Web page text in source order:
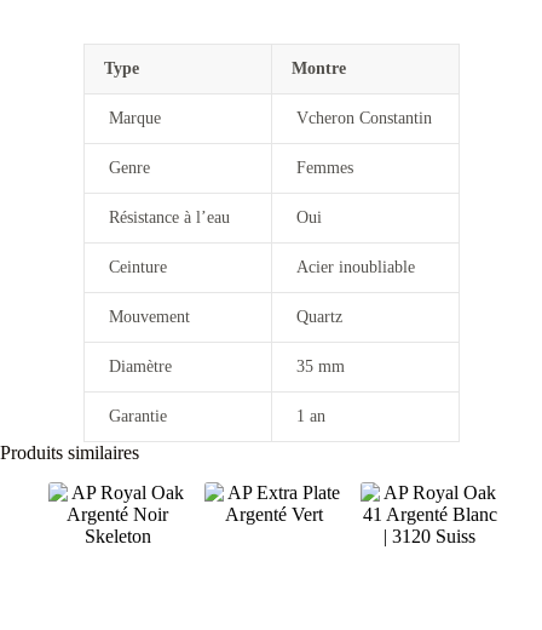
Type Montre
Marque Vcheron Constantin
Genre Femmes
Résistance à l’eau Oui
Ceinture Acier inoubliable
Mouvement Quartz
Diamètre 35 mm
Garantie 1 an
Produits similaires